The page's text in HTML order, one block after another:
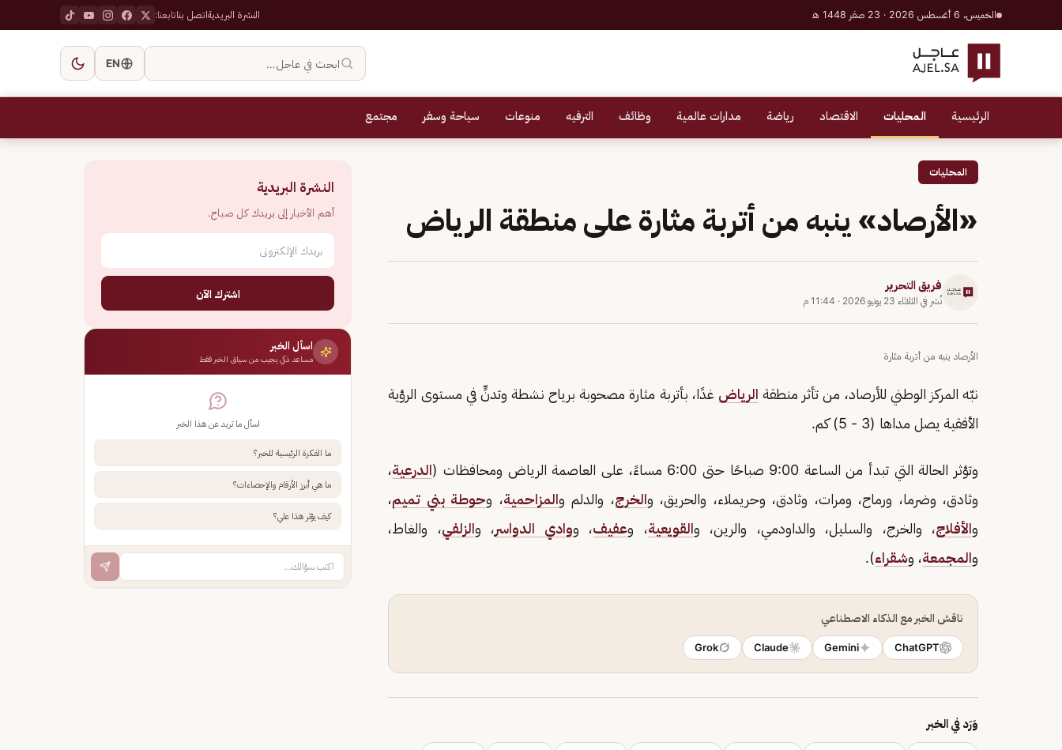
الخميس، 6 أغسطس 2026 · 23 صفر 1448 هـ النشرة البريديةاتصل بناتابعنا:
ابحث في عاجل… EN
الرئيسية المحليات الاقتصاد رياضة مدارات عالمية وظائف الترفيه منوعات سياحة وسفر مجتمع
المحليات
«الأرصاد» ينبه من أتربة مثارة على منطقة الرياض
فريق التحرير
نُشر في الثلاثاء 23 يونيو 2026 · 11:44 م
الأرصاد ينبه من أتربة مثارة
نبّه المركز الوطني للأرصاد، من تأثر منطقة الرياض غدًا، بأتربة مثارة مصحوبة برياح نشطة وتدنٍّ في مستوى الرؤية
الأفقية يصل مداها (3 - 5) كم.
وتؤثر الحالة التي تبدأ من الساعة 9:00 صباحًا حتى 6:00 مساءً، على العاصمة الرياض ومحافظات ( الدرعية،
وثادق، وضرما، ورماح، ومرات، وثادق، وحريملاء، والحريق، والخرج، والدلم والمزاحمية، وحوطة بني تميم،
والأفلاج، والخرج، والسليل، والداودمي، والرين، والقويعية، وعفيف، ووادي الدواسر، والزلفي، والغاط،
والمجمعة، وشقراء).
ناقش الخبر مع الذكاء الاصطناعي
ChatGPT
Gemini
Claude
Grok
وَرَد في الخبر
النشرة البريدية
أهم الأخبار إلى بريدك كل صباح.
اشترك الآن
اسأل الخبر
مساعد ذكي يجيب من سياق الخبر فقط
اسأل ما تريد عن هذا الخبر
ما الفكرة الرئيسية للخبر؟
ما هي أبرز الأرقام والإحصاءات؟
كيف يؤثر هذا علي؟